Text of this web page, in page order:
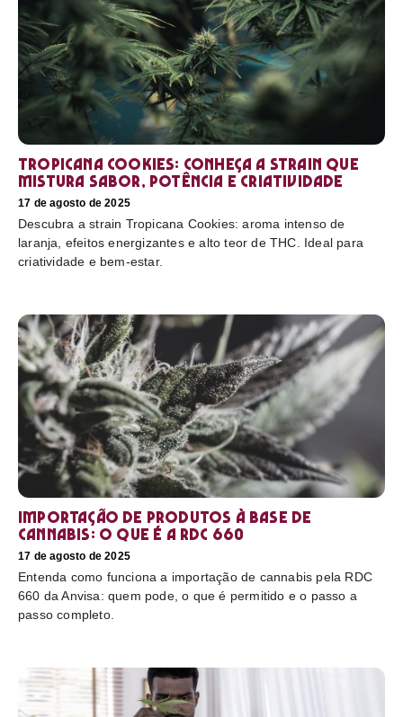
Tropicana Cookies: conheça a strain que
mistura sabor, potência e criatividade
17 de agosto de 2025
Descubra a strain Tropicana Cookies: aroma intenso de
laranja, efeitos energizantes e alto teor de THC. Ideal para
criatividade e bem-estar.
Importação de produtos à base de
cannabis: o que é a RDC 660
17 de agosto de 2025
Entenda como funciona a importação de cannabis pela RDC
660 da Anvisa: quem pode, o que é permitido e o passo a
passo completo.